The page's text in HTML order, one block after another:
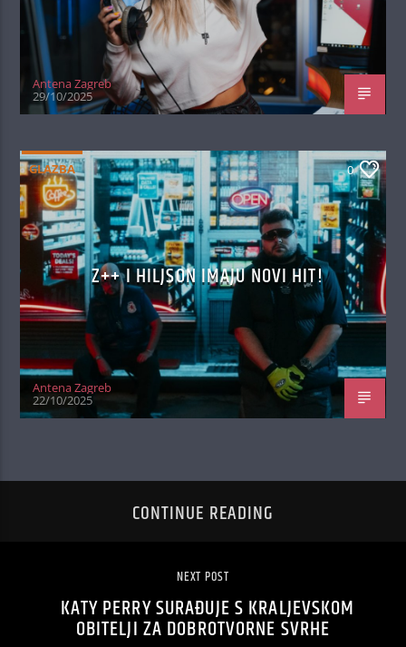
Antena Zagreb
29/10/2025
GLAZBA 0
Z++ I HILJSON IMAJU NOVI HIT!
Antena Zagreb
22/10/2025
CONTINUE READING
NEXT POST
KATY PERRY SURAĐUJE S KRALJEVSKOM
OBITELJI ZA DOBROTVORNE SVRHE